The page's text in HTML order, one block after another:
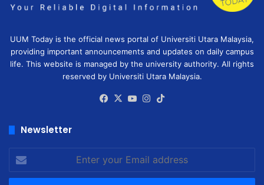
UUM Today is the official news portal of Universiti Utara Malaysia,
providing important announcements and updates on daily campus
life. This website is managed by the university authority. All rights
reserved by Universiti Utara Malaysia.
Facebook
X YouTubeInstagram
Newsletter
Enter
your
Email